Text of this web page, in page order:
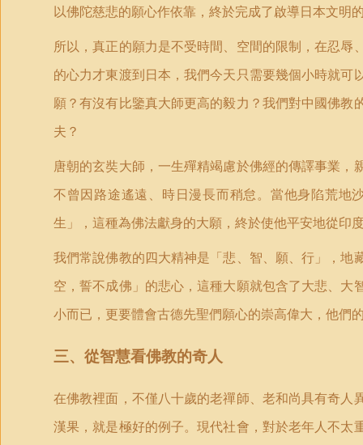
以佛陀慈悲的願心作依靠，終於完成了啟導日本文明
所以，真正的願力是不受時間、空間的限制，在忍
的心力才東渡到日本，我們今天只需要幾個小時就
願？有沒有比鑒真大師更高的毅力？我們對中國佛
夫？
唐朝的玄奘大師，一生殫精竭慮於佛經的傳譯事業
不曾因路途遙遠、時日漫長而稍怠。當他身陷荒地
生」，這種為佛法獻身的大願，終於使他平安地從印
我們常說佛教的四大精神是「悲、智、願、行」，
空，誓不成佛」的悲心，這種大願就包含了大悲、
小而已，更要體會古德先聖們願心的崇高偉大，他們
三、從智慧看佛教的奇人
在佛教裡面，不僅八十歲的老禪師、老和尚具有奇
漢果，就是極好的例子。現代社會，對於老年人不